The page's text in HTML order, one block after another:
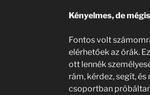
Kényelmes, de
Fontos volt
elérhetőek az órák.
ott lennék
rám, kérdez, segít,
csoportban